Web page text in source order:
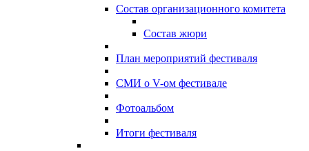
Состав организационного комитета
Состав жюри
План мероприятий фестиваля
СМИ о V-ом фестивале
Фотоальбом
Итоги фестиваля